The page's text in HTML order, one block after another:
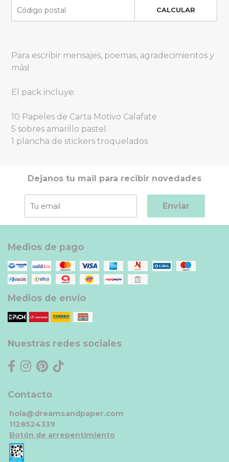
CALCULAR
Para escribir mensajes, poemas, agradecimientos y
más!
El pack incluye:
10 Papeles de Carta Motivo Calafate
5 sobres amarillo pastel
1 plancha de stickers troquelados
Dejanos tu mail para recibir novedades
Enviar
Medios de pago
Medios de envío
Nuestras redes sociales
Contacto
hola@dreamsandpaper.com
1128524339
Botón de arrepentimiento